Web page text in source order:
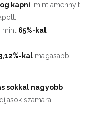
kapni , mint amennyit
mint 65%-kal
kal magasabb,
sokkal nagyobb
számára!